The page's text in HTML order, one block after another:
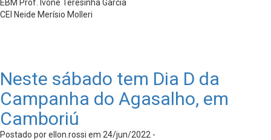
EBM Prof. Ivone Teresinha Garcia
CEI Neide Merísio Molleri
Neste sábado tem Dia D da
Campanha do Agasalho, em
Camboriú
Postado por ellon.rossi em 24/jun/2022 -